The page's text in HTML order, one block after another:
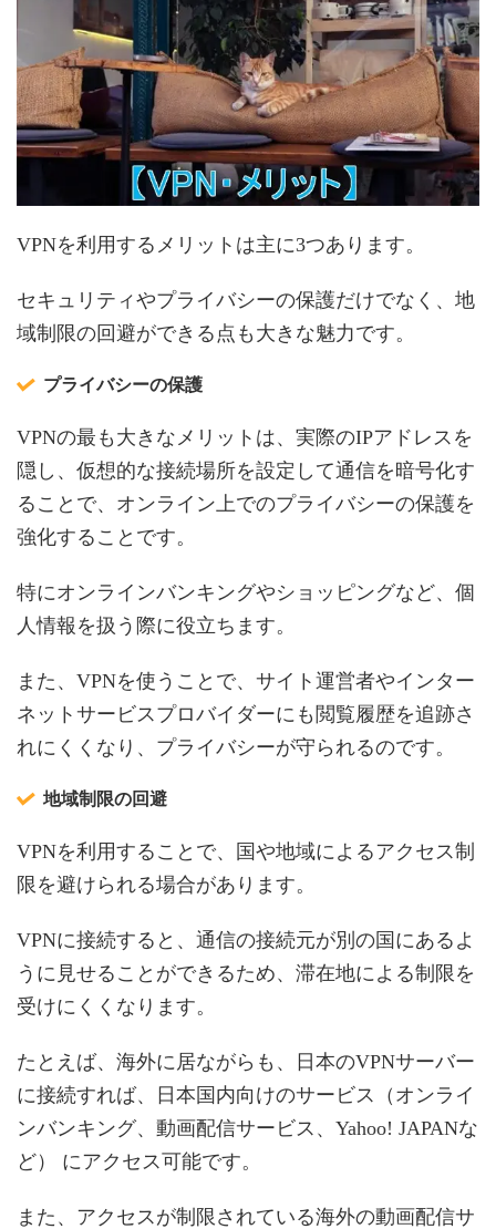
VPNを利用するメリットは主に3つあります。
セキュリティやプライバシーの保護だけでなく、地
域制限の回避ができる点も大きな魅力です。
プライバシーの保護
VPNの最も大きなメリットは、実際のIPアドレスを
隠し、仮想的な接続場所を設定して通信を暗号化す
ることで、オンライン上でのプライバシーの保護を
強化することです。
特にオンラインバンキングやショッピングなど、個
人情報を扱う際に役立ちます。
また、VPNを使うことで、サイト運営者やインター
ネットサービスプロバイダーにも閲覧履歴を追跡さ
れにくくなり、プライバシーが守られるのです。
地域制限の回避
VPNを利用することで、国や地域によるアクセス制
限を避けられる場合があります。
VPNに接続すると、通信の接続元が別の国にあるよ
うに見せることができるため、滞在地による制限を
受けにくくなります。
たとえば、海外に居ながらも、日本のVPNサーバー
に接続すれば、日本国内向けのサービス（オンライ
ンバンキング、動画配信サービス、Yahoo! JAPANな
ど） にアクセス可能です。
また、アクセスが制限されている海外の動画配信サ